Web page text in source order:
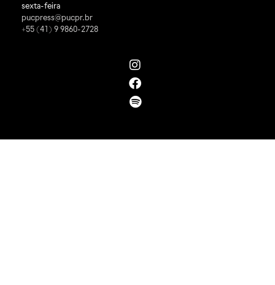
sexta-feira
pucpress@pucpr.br
+55 (41) 9 9860-2728